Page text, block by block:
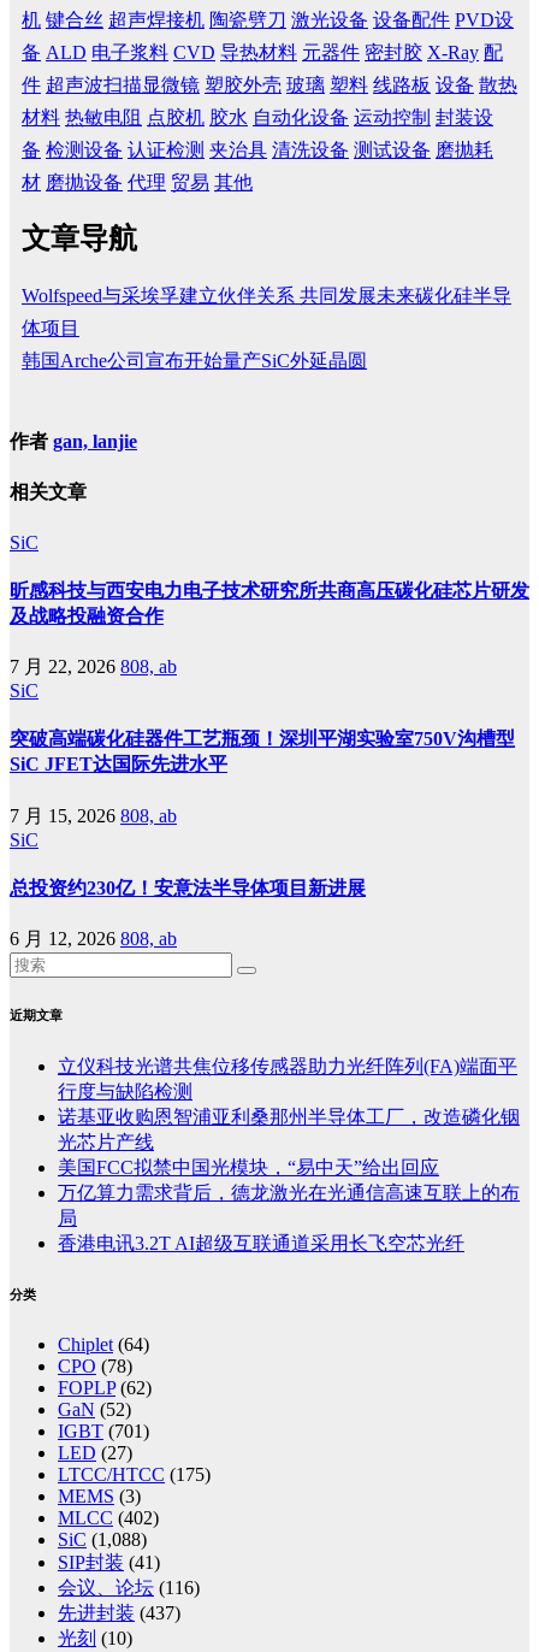
机 键合丝 超声焊接机 陶瓷劈刀 激光设备 设备配件 PVD设
备 ALD 电子浆料 CVD 导热材料 元器件 密封胶 X-Ray 配
件 超声波扫描显微镜 塑胶外壳 玻璃 塑料 线路板 设备 散热
材料 热敏电阻 点胶机 胶水 自动化设备 运动控制 封装设
备 检测设备 认证检测 夹治具 清洗设备 测试设备 磨抛耗
材 磨抛设备 代理 贸易 其他
文章导航
Wolfspeed与采埃孚建立伙伴关系 共同发展未来碳化硅半导
体项目
韩国Arche公司宣布开始量产SiC外延晶圆
作者 gan, lanjie
相关文章
SiC
昕感科技与西安电力电子技术研究所共商高压碳化硅芯片研发
及战略投融资合作
7 月 22, 2026 808, ab
SiC
突破高端碳化硅器件工艺瓶颈！深圳平湖实验室750V沟槽型
SiC JFET达国际先进水平
7 月 15, 2026 808, ab
SiC
总投资约230亿！安意法半导体项目新进展
6 月 12, 2026 808, ab
近期文章
立仪科技光谱共焦位移传感器助力光纤阵列(FA)端面平
行度与缺陷检测
诺基亚收购恩智浦亚利桑那州半导体工厂，改造磷化铟
光芯片产线
美国FCC拟禁中国光模块，“易中天”给出回应
万亿算力需求背后，德龙激光在光通信高速互联上的布
局
香港电讯3.2T AI超级互联通道采用长飞空芯光纤
分类
Chiplet (64)
CPO (78)
FOPLP(62)
GaN (52)
IGBT (701)
LED (27)
LTCC/HTCC (175)
MEMS (3)
MLCC (402)
SiC (1,088)
SIP封装 (41)
会议、论坛 (116)
先进封装 (437)
光刻 (10)